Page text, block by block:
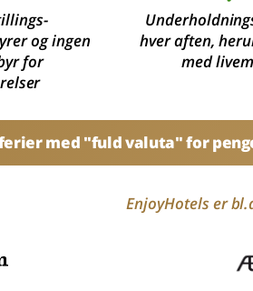
og ingen
for
hver aften,
med
med "fuld valuta" for
EnjoyHotels er